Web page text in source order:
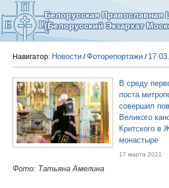
Белорусская Православная
(Белорусский Экзархат
Навигатор: Новости /Фоторепортажи /
В среду
поста
совершил
Великого
Критского в
монастыре
17 марта 2021
Фото: Татьяна Амелина